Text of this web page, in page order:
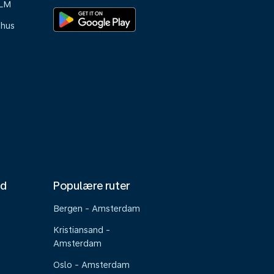
Populære ruter
Bergen - Amsterdam
Kristiansand -
Amsterdam
Oslo - Amsterdam